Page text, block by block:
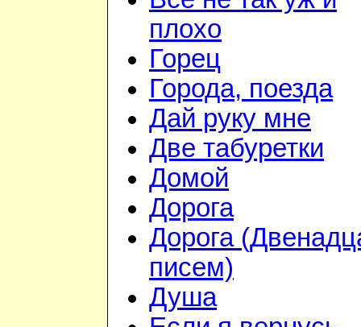
плохо
Горец
Города, поезда
Дай руку мне
Две табуретки
Домой
Дорога
Дорога
писем)
Душа